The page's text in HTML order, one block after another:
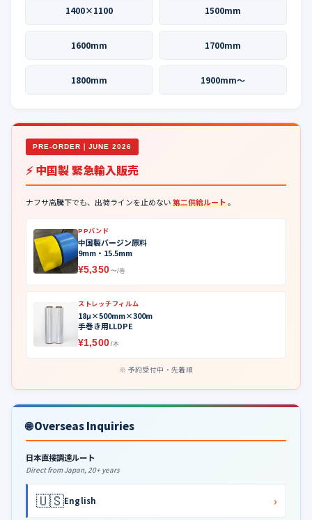
1400×1100 1500mm
1600mm 1700mm
1800mm 1900mm〜
PRE-ORDER｜JUNE 2026
⚡ 中国製 緊急輸入販売
ナフサ高騰下でも、出荷ラインを止めない第二供給ルート。
PPバンド
中国製バージン原料
9mm・15.5mm
¥5,350 〜/巻
ストレッチフィルム
18μ×500mm×300m
手巻き用LLDPE
¥1,500 /本
予約受付中・先着順
🌐 Overseas Inquiries
日本直接調達ルート
Direct from Japan, 20+ years
🇺🇸English ›